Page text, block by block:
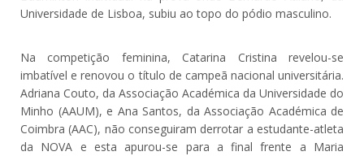
Universidade de Lisboa, subiu ao topo do pódio masculino.
Na competição feminina, Catarina Cristina revelou-se
imbatível e renovou o título de campeã nacional universitária.
Adriana Couto, da Associação Académica da Universidade do
Minho (AAUM), e Ana Santos, da Associação Académica de
Coimbra (AAC), não conseguiram derrotar a estudante-atleta
da NOVA e esta apurou-se para a final frente a Maria